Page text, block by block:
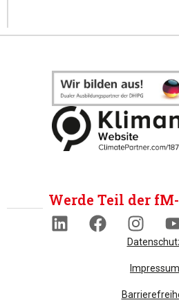
Werde Teil der
Impressum